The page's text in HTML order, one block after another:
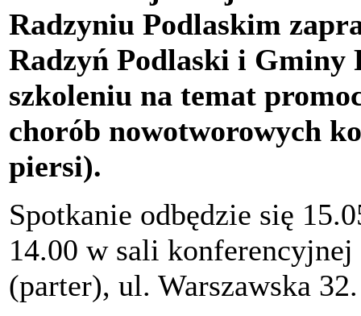
Radzyniu Podlaskim
Radzyń Podlaski i Gminy
szkoleniu na temat
chorób nowotworowych
piersi).
Spotkanie odbędzie się
14.00 w sali
(parter), ul. Warszawska 32.